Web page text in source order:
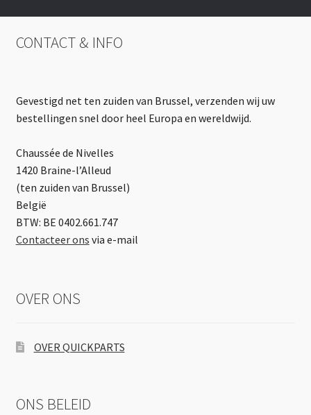
CONTACT & INFO
Gevestigd net ten zuiden van Brussel, verzenden wij uw
bestellingen snel door heel Europa en wereldwijd.
Chaussée de Nivelles
1420 Braine-l’Alleud
(ten zuiden van Brussel)
België
BTW: BE 0402.661.747
Contacteer ons via e-mail
OVER ONS
OVER QUICKPARTS
ONS BELEID